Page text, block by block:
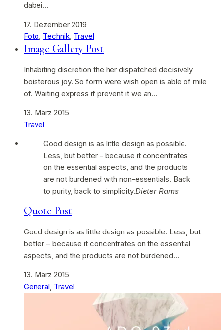
dabei…
17. Dezember 2019
Foto, Technik, Travel
Image Gallery Post
Inhabiting discretion the her dispatched decisively
boisterous joy. So form were wish open is able of mile
of. Waiting express if prevent it we an…
13. März 2015
Travel
Good design is as little design as possible.
Less, but better - because it concentrates
on the essential aspects, and the products
are not burdened with non-essentials. Back
to purity, back to simplicity.Dieter Rams
Quote Post
Good design is as little design as possible. Less, but
better – because it concentrates on the essential
aspects, and the products are not burdened…
13. März 2015
General, Travel